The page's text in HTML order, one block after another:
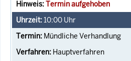
Termin aufgehoben
10:00 Uhr
Mündliche Verhandlung
Hauptverfahren